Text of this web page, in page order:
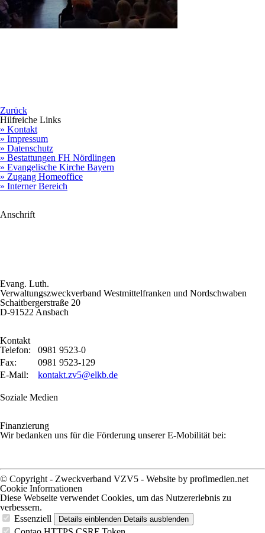
Zurück
Hilfreiche Links
» Kontakt
» Impressum
» Datenschutz
» Bestattungen FH Nördlingen
» Evangelische Kirche Bayern
» Zugang Homeoffice
» Interner Bereich
Anschrift
Evang. Luth.
Verwaltungszweckverband Westmittelfranken und Nordschwaben
Schaitbergerstraße 20
D-91522 Ansbach
Kontakt
Telefon:
0981 9523-0
Fax:
0981 9523-129
E-Mail:
kontakt.zv5@elkb.de
Soziale Medien
Finanzierung
Wir bedanken uns für die Förderung unserer E-Mobilität bei:
© Copyright - Zweckverband VZV5 - Website by profimedien.net
Cookie Informationen
Diese Webseite verwendet Cookies, um das Nutzererlebnis zu
verbessern.
Essenziell
Details einblenden Details ausblenden